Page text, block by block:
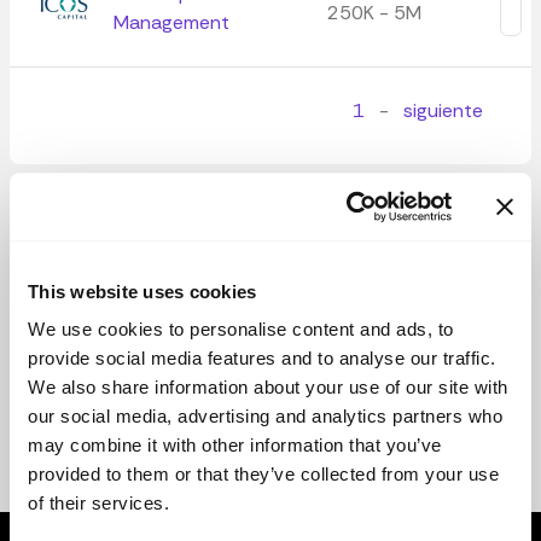
This website uses cookies
We use cookies to personalise content and ads, to
provide social media features and to analyse our traffic.
We also share information about your use of our site with
our social media, advertising and analytics partners who
may combine it with other information that you’ve
provided to them or that they’ve collected from your use
of their services.
Management
250K - 5M
1 - siguiente